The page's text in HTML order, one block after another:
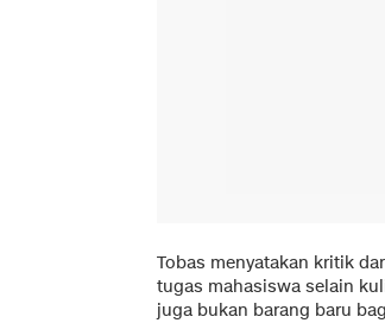
Tobas menyatakan kritik
tugas mahasiswa selain
juga bukan barang baru